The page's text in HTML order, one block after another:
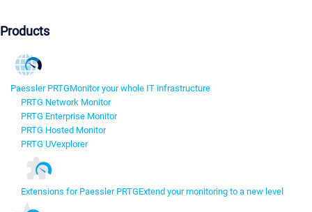
Products
Paessler PRTGMonitor your whole IT infrastructure
PRTG Network Monitor
PRTG Enterprise Monitor
PRTG Hosted Monitor
PRTG UVexplorer
Extensions for Paessler PRTGExtend your monitoring to a new level